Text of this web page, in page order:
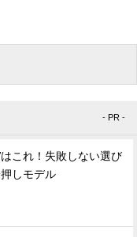
- PR -
これ！失敗しない選び
しモデル